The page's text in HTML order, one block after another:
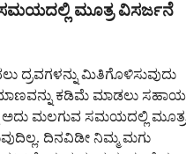
ಮೂತ್ರ ವಿಸರ್ಜನೆ
ದ್ರವಗಳನ್ನು ಮಿತಿಗೊಳಿಸುವುದು
ಕಡಿಮೆ ಮಾಡಲು ಸಹಾಯ
ಅದು ಮಲಗುವ ಸಮಯದಲ್ಲಿ ಮೂತ್ರ
ದಿನವಿಡೀ ನಿಮ್ಮ ಮಗು